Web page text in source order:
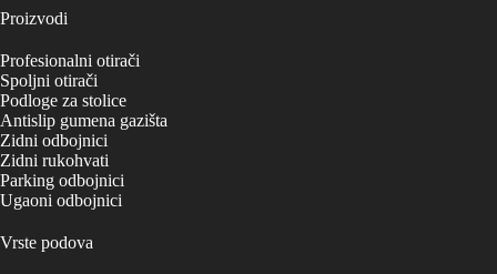
Proizvodi
Profesionalni otirači
Spoljni otirači
Podloge za stolice
Antislip gumena gazišta
Zidni odbojnici
Zidni rukohvati
Parking odbojnici
Ugaoni odbojnici
Vrste podova